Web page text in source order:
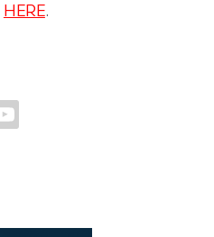
HERE.